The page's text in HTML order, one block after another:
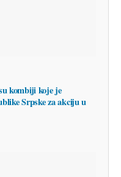
kombiji koje je
Srpske za akciju u